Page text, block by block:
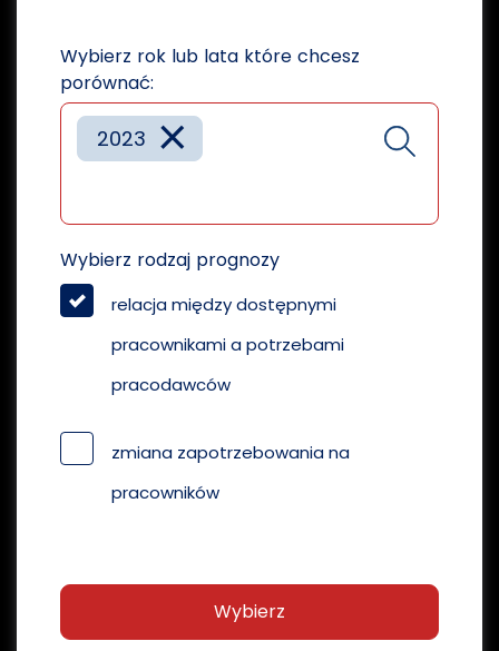
Wybierz rok lub lata które chcesz
porównać:
×
2023
Wybierz rodzaj prognozy
relacja między dostępnymi
pracownikami a potrzebami
pracodawców
zmiana zapotrzebowania na
pracowników
Wybierz